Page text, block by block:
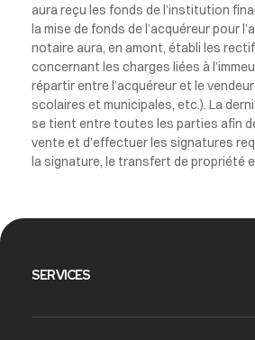
aura reçu les fonds de l’institution
la mise de fonds de l’acquéreur pour
notaire aura, en amont, établi les
concernant les charges liées à
répartir entre l’acquéreur et le
scolaires et municipales, etc.). La
se tient entre toutes les parties afin
vente et d’effectuer les signatures
la signature, le transfert de propriété
SERVICES